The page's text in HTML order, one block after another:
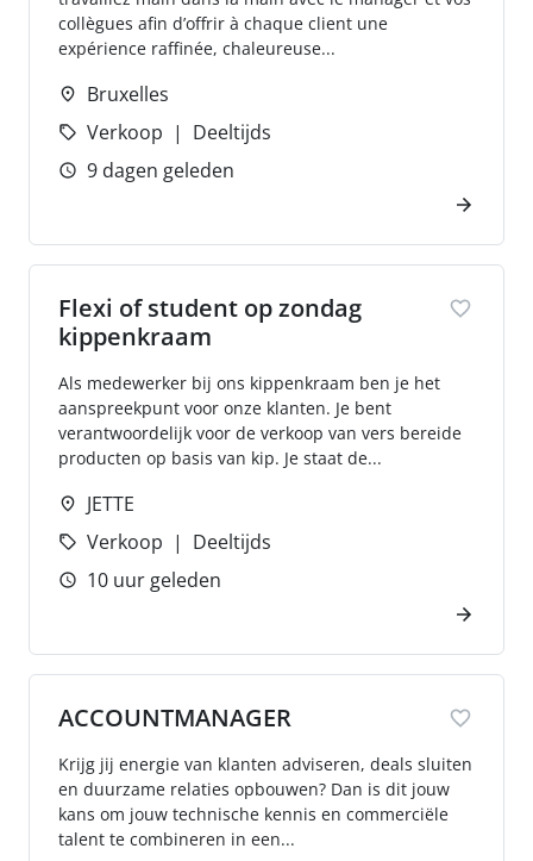
collègues afin d’offrir à chaque client une
expérience raffinée, chaleureuse...
Bruxelles
Verkoop
Deeltijds
9 dagen geleden
Flexi of student op zondag
kippenkraam
Als medewerker bij ons kippenkraam ben je het
aanspreekpunt voor onze klanten. Je bent
verantwoordelijk voor de verkoop van vers bereide
producten op basis van kip. Je staat de...
JETTE
Verkoop
Deeltijds
10 uur geleden
ACCOUNTMANAGER
Krijg jij energie van klanten adviseren, deals sluiten
en duurzame relaties opbouwen? Dan is dit jouw
kans om jouw technische kennis en commerciële
talent te combineren in een...